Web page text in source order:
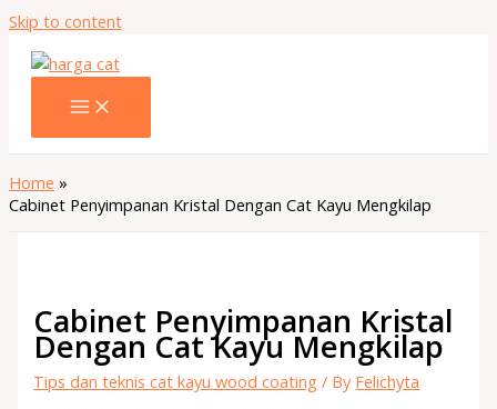
Skip to content
Home
Cabinet Penyimpanan Kristal Dengan Cat Kayu Mengkilap
Cabinet Penyimpanan Kristal
Dengan Cat Kayu Mengkilap
Tips dan teknis cat kayu wood coating / By Felichyta